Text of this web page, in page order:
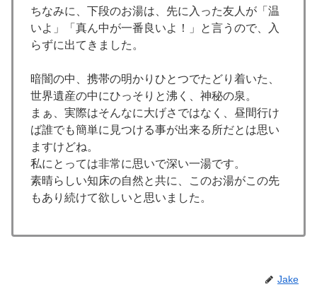
ちなみに、下段のお湯は、先に入った友人が「温
いよ」「真ん中が一番良いよ！」と言うので、入
らずに出てきました。
暗闇の中、携帯の明かりひとつでたどり着いた、
世界遺産の中にひっそりと沸く、神秘の泉。
まぁ、実際はそんなに大げさではなく、昼間行け
ば誰でも簡単に見つける事が出来る所だとは思い
ますけどね。
私にとっては非常に思いで深い一湯です。
素晴らしい知床の自然と共に、このお湯がこの先
もあり続けて欲しいと思いました。
Jake